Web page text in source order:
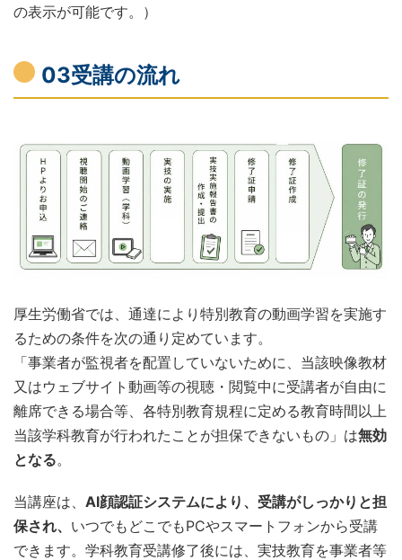
の表示が可能です。）
03受講の流れ
厚生労働省では、通達により特別教育の動画学習を実施す
るための条件を次の通り定めています。
「事業者が監視者を配置していないために、当該映像教材
又はウェブサイト動画等の視聴・閲覧中に受講者が自由に
離席できる場合等、各特別教育規程に定める教育時間以上
当該学科教育が行われたことが担保できないもの」は無効
となる。
当講座は、 AI顔認証システムにより、受講がしっかりと担
保され、 いつでもどこでもPCやスマートフォンから受講
できます。学科教育受講修了後には、実技教育を事業者等